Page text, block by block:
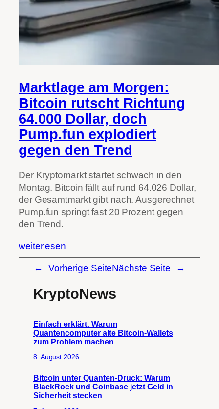
Marktlage am Morgen:
Bitcoin rutscht Richtung
64.000 Dollar, doch
Pump.fun explodiert
gegen den Trend
Der Kryptomarkt startet schwach in den
Montag. Bitcoin fällt auf rund 64.026 Dollar,
der Gesamtmarkt gibt nach. Ausgerechnet
Pump.fun springt fast 20 Prozent gegen
den Trend.
weiterlesen
← Vorherige SeiteNächste Seite →
KryptoNews
Einfach erklärt: Warum
Quantencomputer alte Bitcoin-Wallets
zum Problem machen
8. August 2026
Bitcoin unter Quanten-Druck: Warum
BlackRock und Coinbase jetzt Geld in
Sicherheit stecken